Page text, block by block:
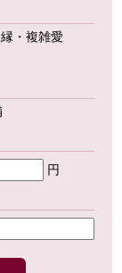
・複雑愛
円